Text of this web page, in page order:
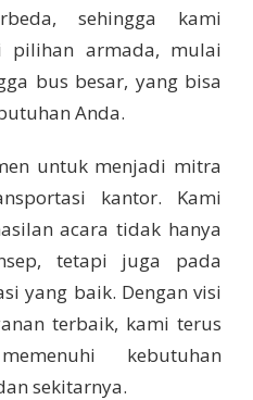
sehingga kami
pilihan armada, mulai
bus besar, yang bisa
Anda.
untuk menjadi mitra
kantor. Kami
acara tidak hanya
tetapi juga pada
yang baik. Dengan visi
terbaik, kami terus
kebutuhan
sekitarnya.